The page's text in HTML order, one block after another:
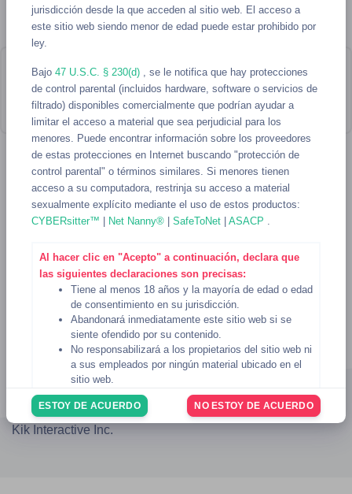
jurisdicción desde la que acceden al sitio web. El acceso a
este sitio web siendo menor de edad puede estar prohibido por
ley.
Bajo 47 U.S.C. § 230(d)
, se le notifica que hay protecciones
de control parental (incluidos hardware, software o servicios de
filtrado) disponibles comercialmente que podrían ayudar a
limitar el acceso a material que sea perjudicial para los
menores. Puede encontrar información sobre los proveedores
de estas protecciones en Internet buscando "protección de
control parental" o términos similares. Si menores tienen
acceso a su computadora, restrinja su acceso a material
sexualmente explícito mediante el uso de estos productos:
CYBERsitter™ | Net Nanny® | SafeToNet | ASACP
Al hacer clic en "Acepto" a continuación, declara que
las siguientes declaraciones son precisas:
Tiene al menos 18 años y la mayoría de edad o edad
de consentimiento en su jurisdicción.
Abandonará inmediatamente este sitio web si se
siente ofendido por su contenido.
No responsabilizará a los propietarios del sitio web ni
a sus empleados por ningún material ubicado en el
sitio web.
Usted reconoce que el sitio webCondiciones de uso
rigen su uso del sitio web, y usted ha revisado y
acepta estar sujeto a lasCondiciones de uso.
ESTOY DE ACUERDO NO ESTOY DE ACUERDO
VC Usernames para sexting
¡Parece que no hay usernames que
coincidan con tu búsqueda!
AUP DMCA Privacidad Términos
2257
TIDA
© 2023 - 2026
KikSexting
No estamos afiliados ni respaldados de ninguna forma por
Kik Interactive Inc.